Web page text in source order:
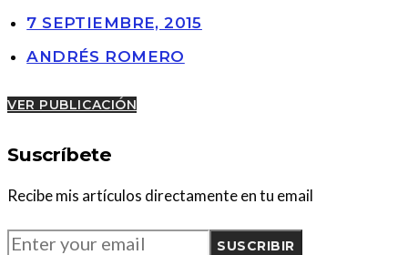
7 SEPTIEMBRE, 2015
ANDRÉS ROMERO
VER PUBLICACIÓN
Suscríbete
Recibe mis artículos directamente en tu email
SUSCRIBIR